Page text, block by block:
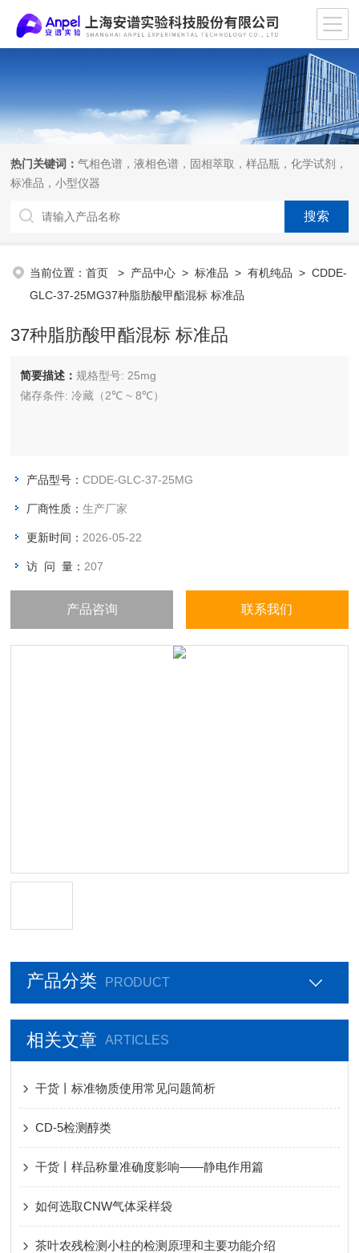
热门关键词：气相色谱，液相色谱，固相萃取，样品瓶，化学试剂，
标准品，小型仪器
当前位置：首页 > 产品中心 >标准品 >有机纯品 > CDDE-
GLC-37-25MG37种脂肪酸甲酯混标 标准品
37种脂肪酸甲酯混标 标准品
简要描述：规格型号: 25mg
储存条件: 冷藏（2℃ ~ 8℃）
产品型号：CDDE-GLC-37-25MG
厂商性质：生产厂家
更新时间： 2026-05-22
访 问 量： 207
产品咨询 联系我们
产品分类 PRODUCT
相关文章 ARTICLES
干货丨标准物质使用常见问题简析
CD-5检测醇类
干货丨样品称量准确度影响——静电作用篇
如何选取CNW气体采样袋
茶叶农残检测小柱的检测原理和主要功能介绍